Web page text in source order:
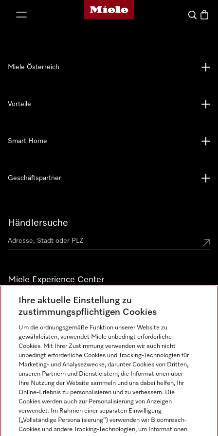
Miele-Homepage
Suche
Händlersuche
Miele Experience Center
Alle Miele Experience Center anzeigen
Newsletter
Miele Österreich
Vorteile
Smart Home
Geschäftspartner
Miele auf Instagram
Miele auf Facebook
Miele auf Youtube
Ihre aktuelle Einstellung zu
zustimmungspflichtigen Cookies
Um die ordnungsgemäße Funktion unserer Website zu
gewährleisten, verwendet Miele unbedingt erforderliche
Cookies. Mit Ihrer Zustimmung verwenden wir auch nicht
unbedingt erforderliche Cookies und Tracking-Technologien für
Marketing- und Analysezwecke, darunter Cookies von Dritten,
unseren Partnern und Dienstleistern, die Informationen über
Ihre Nutzung der Website sammeln und uns dabei helfen, Ihr
Online-Erlebnis zu personalisieren und zu verbessern. Die
Cookies werden auch zur Personalisierung von Anzeigen
verwendet. Im Rahmen einer separaten Einwilligung
(„Vollständige Personalisierung“) verwenden wir Bloomreach-
Cookies und andere Tracking-Technologien, um Informationen